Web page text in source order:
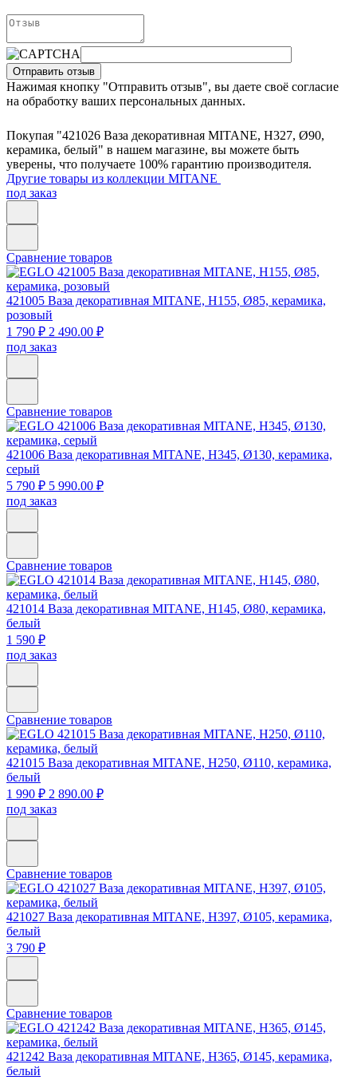
Отправить отзыв
Нажимая кнопку "Отправить отзыв", вы даете своё согласие
на обработку ваших персональных данных.
Покупая "421026 Ваза декоративная MITANE, H327, Ø90,
керамика, белый" в нашем магазине, вы можете быть
уверены, что получаете 100% гарантию производителя.
Другие товары из коллекции MITANE
под заказ
Сравнение товаров
421005 Ваза декоративная MITANE, H155, Ø85, керамика,
розовый
1 790 ₽ 2 490.00 ₽
под заказ
Сравнение товаров
421006 Ваза декоративная MITANE, H345, Ø130, керамика,
серый
5 790 ₽ 5 990.00 ₽
под заказ
Сравнение товаров
421014 Ваза декоративная MITANE, H145, Ø80, керамика,
белый
1 590 ₽
под заказ
Сравнение товаров
421015 Ваза декоративная MITANE, H250, Ø110, керамика,
белый
1 990 ₽ 2 890.00 ₽
под заказ
Сравнение товаров
421027 Ваза декоративная MITANE, H397, Ø105, керамика,
белый
3 790 ₽
Сравнение товаров
421242 Ваза декоративная MITANE, H365, Ø145, керамика,
белый